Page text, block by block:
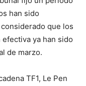
han sido
que los
ya han sido
de marzo.
TF1, Le Pen